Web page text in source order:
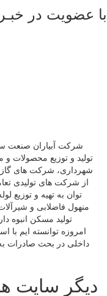
با عضویت در
تولید و توزیع محصولات
شهرداری، شرکت های گاز
از شرکت های تولیدی
توان به تهیه و توزیع
منهول فاضلابی و
تولید مسکن انبوه
امروزه توانسته ایم
داخلی در بحث صادرات
دیگر سایت